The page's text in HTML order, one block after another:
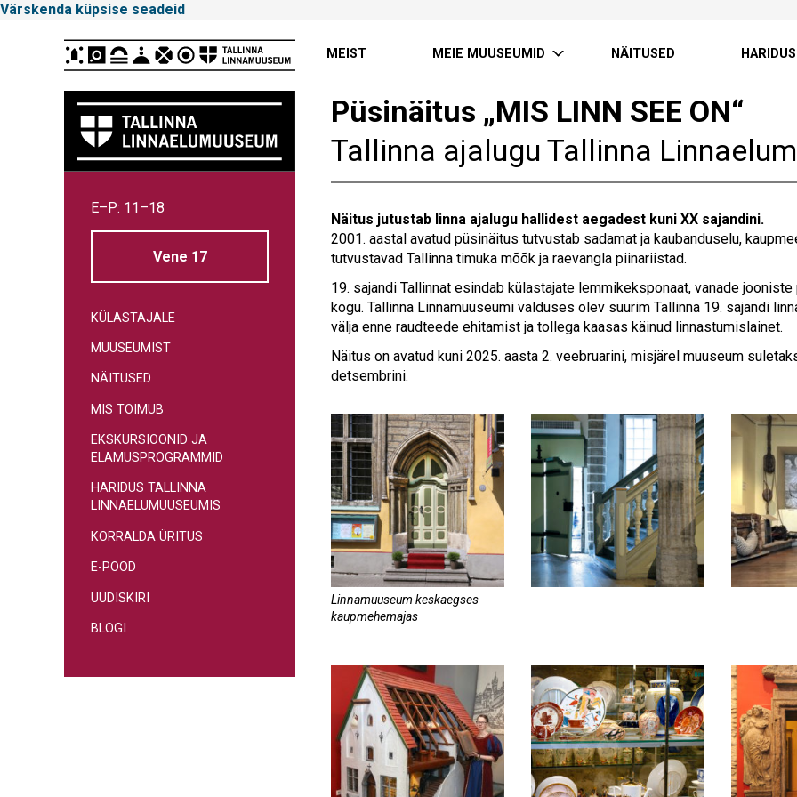
Värskenda küpsise seadeid
Linnamuuseum
MEIST MEIE MUUSEUMID NÄITUSED HARIDUS
E–P: 11–18
Vene 17
KÜLASTAJALE
MUUSEUMIST
NÄITUSED
MIS TOIMUB
EKSKURSIOONID JA
ELAMUSPROGRAMMID
HARIDUS TALLINNA
LINNAELUMUUSEUMIS
KORRALDA ÜRITUS
E-POOD
UUDISKIRI
BLOGI
Püsinäitus „MIS LINN SEE ON“
Tallinna ajalugu Tallinna
Näitus jutustab linna ajalugu hallidest aegadest kuni XX sajandini.
2001. aastal avatud püsinäitus tutvustab sadamat ja kaubanduselu,
tutvustavad Tallinna timuka mõõk ja raevangla piinariistad.
19. sajandi Tallinnat esindab külastajate lemmikeksponaat, vanade
kogu. Tallinna Linnamuuseumi valduses olev suurim Tallinna 19. sajandi
välja enne raudteede ehitamist ja tollega kaasas käinud linnastumislainet.
Näitus on avatud kuni 2025. aasta 2. veebruarini, misjärel muuseum
detsembrini.
Linnamuuseum keskaegses
kaupmehemajas